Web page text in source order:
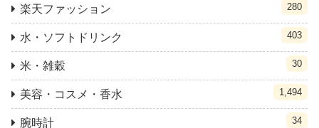
楽天ファッション 280
水・ソフトドリンク 403
米・雑穀 30
美容・コスメ・香水 1,494
腕時計 34